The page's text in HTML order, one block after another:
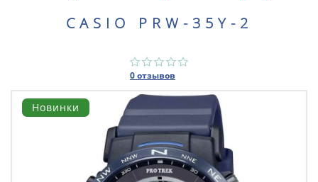
CASIO PRW-35Y-2
0 отзывов
Новинки